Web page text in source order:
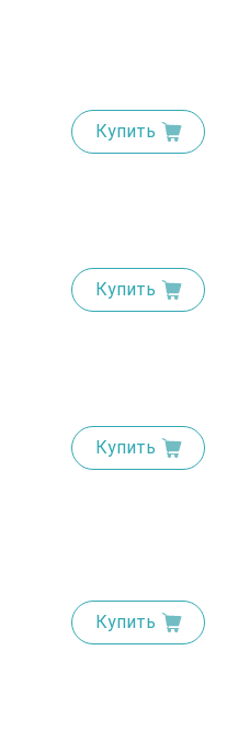
Купить
Купить
Купить
Купить